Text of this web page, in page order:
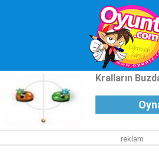
Kralların
reklam